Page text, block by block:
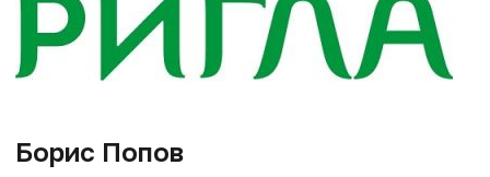
Борис Попов